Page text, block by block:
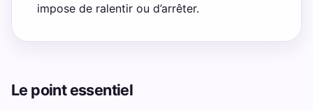
impose de ralentir ou d’arrêter.
Le point essentiel